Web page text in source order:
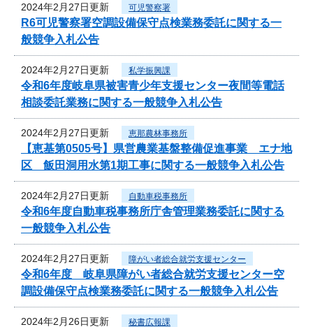
2024年2月27日更新 可児警察署
R6可児警察署空調設備保守点検業務委託に関する一
般競争入札公告
2024年2月27日更新 私学振興課
令和6年度岐阜県被害青少年支援センター夜間等電話
相談委託業務に関する一般競争入札公告
2024年2月27日更新 恵那農林事務所
【恵基第0505号】県営農業基盤整備促進事業 エナ地
区 飯田洞用水第1期工事に関する一般競争入札公告
2024年2月27日更新 自動車税事務所
令和6年度自動車税事務所庁舎管理業務委託に関する
一般競争入札公告
2024年2月27日更新 障がい者総合就労支援センター
令和6年度 岐阜県障がい者総合就労支援センター空
調設備保守点検業務委託に関する一般競争入札公告
2024年2月26日更新 秘書広報課